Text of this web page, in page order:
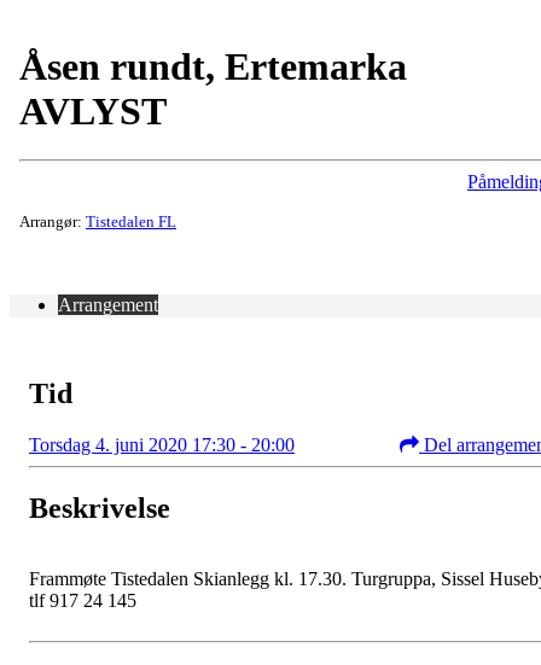
Åsen rundt, Ertemarka
AVLYST
Arrangør: Tistedalen FL
Arrangement
Tid
Torsdag 4. juni 2020 17:30 - 20:00 Del
Beskrivelse
Frammøte Tistedalen Skianlegg kl. 17.30. Turgruppa, Sissel
tlf 917 24 145